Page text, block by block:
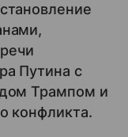
Путина с
Трампом и
конфликта.